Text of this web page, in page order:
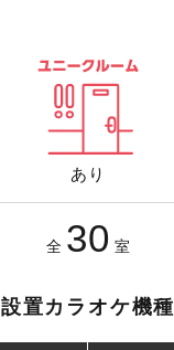
あり
全 30 室
設置カラオケ機種